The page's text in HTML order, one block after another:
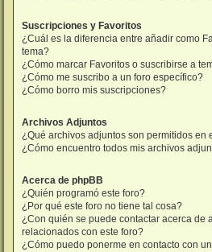
Suscripciones y Favoritos
¿Cuál es la diferencia entre añadir como
tema?
¿Cómo marcar Favoritos o suscribirse a
¿Cómo me suscribo a un foro específico?
¿Cómo borro mis suscripciones?
Archivos Adjuntos
¿Qué archivos adjuntos son permitidos en
¿Cómo encuentro todos mis archivos
Acerca de phpBB
¿Quién programó este foro?
¿Por qué este foro no tiene tal cosa?
¿Con quién se puede contactar acerca de
relacionados con este foro?
¿Cómo puedo ponerme en contacto con